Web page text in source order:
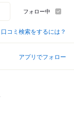
フォロー中
口コミ検索をするには？
アプリでフォロー